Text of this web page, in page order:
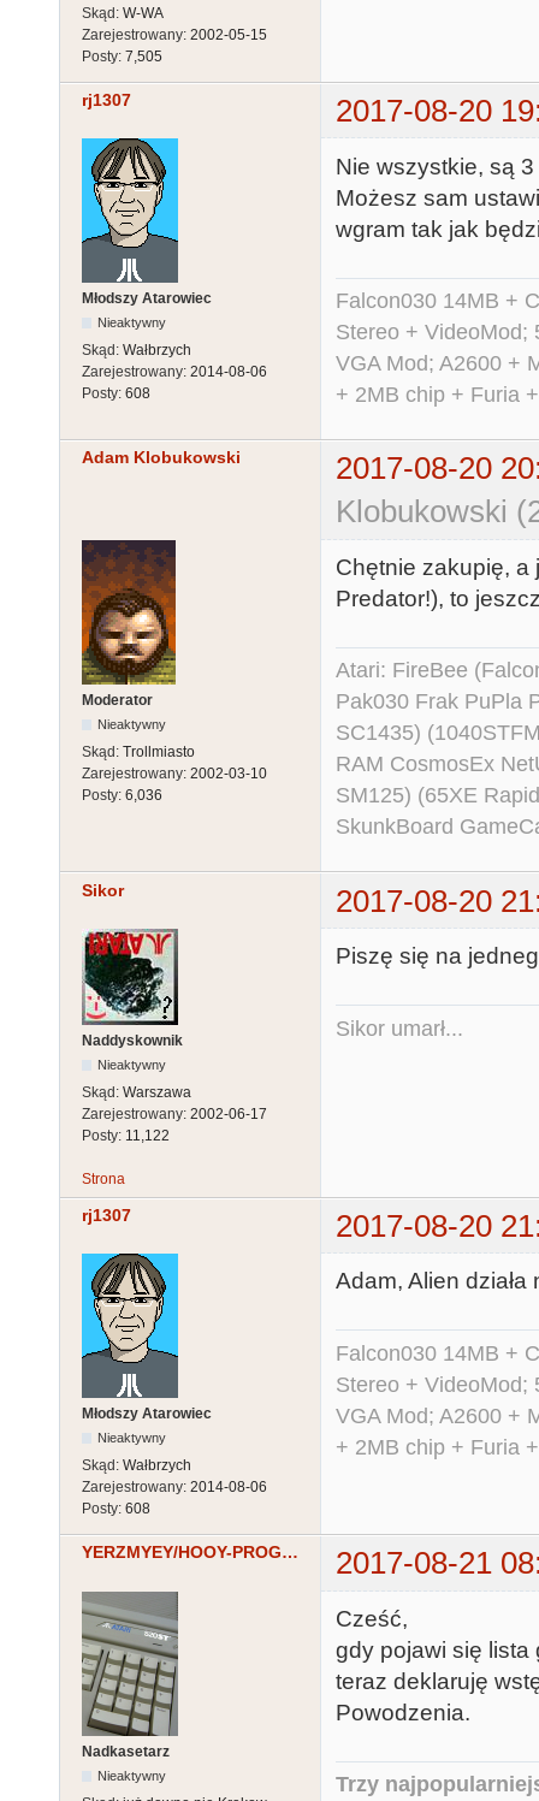
Skąd: W-WA
Zarejestrowany: 2002-05-15
Posty: 7,505
rj1307 2017-08-20
Młodszy Atarowiec
Nieaktywny
Skąd: Wałbrzych
Zarejestrowany: 2014-08-06
Posty: 608
Nie wszystkie, są
Możesz sam
wgram tak jak
Falcon030 14MB +
Stereo + VideoMod;
VGA Mod; A2600 +
+ 2MB chip + Furia
Adam Klobukowski
2017-08-20
Klobukowski
Moderator
Nieaktywny
Skąd: Trollmiasto
Zarejestrowany: 2002-03-10
Posty: 6,036
Chętnie zakupię, a
Predator!), to
Atari: FireBee
Pak030 Frak PuPla
SC1435)
RAM CosmosEx
SM125) (65XE
SkunkBoard
Sikor 2017-08-20
Naddyskownik
Nieaktywny
Skąd: Warszawa
Zarejestrowany: 2002-06-17
Posty: 11,122
Piszę się na
Sikor umarł...
Strona
rj1307 2017-08-20
Młodszy Atarowiec
Nieaktywny
Skąd: Wałbrzych
Zarejestrowany: 2014-08-06
Posty: 608
Adam, Alien działa
Falcon030 14MB +
Stereo + VideoMod;
VGA Mod; A2600 +
+ 2MB chip + Furia
YERZMYEY/HOOY-PROGRAM 2017-08-21
Nadkasetarz
Nieaktywny
Cześć,
gdy pojawi się lista
teraz deklaruję
Powodzenia.
Trzy